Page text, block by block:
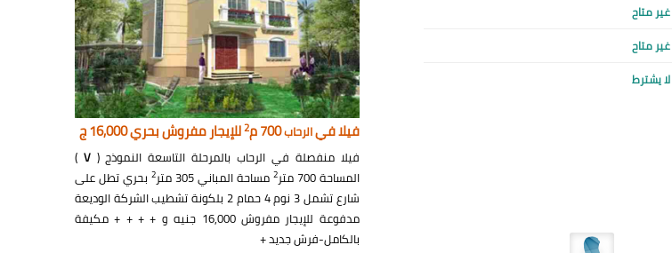
غير متاح
غير متاح
لا يشترط
فيلا فيالرحاب700 م 2للإيجار مفروش بحري 16,000 ج
فيلا منفصلة في الرحاب بالمرحلة التاسعة النموذج (V
)
المساحة 700 متر
2 مساحة المباني 305 متر 2 بحري تطل على
شارع تشمل 3 نوم 4 حمام 2 بلكونة تشطيب الشركة الوديعة
مدفوعة للإيجار مفروش 16,000 جنيه و + + + + مكيفة
بالكامل-فرش جديد +